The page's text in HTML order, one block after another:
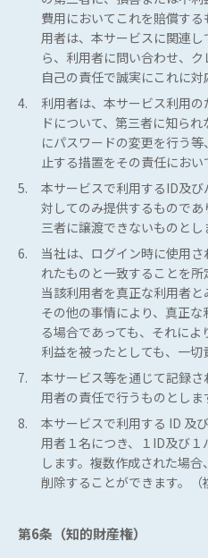
費用においてこれを賠償す
用者は、本サービスに関連
ら、利用者に問い合わせ、ク
自己の責任で誠実にこれに対
4.
利用者は、本サービス利用
ドについて、第三者に知ら
にパスワードの変更を行う
止する措置をその責任におい
5.
本サービスで利用するID及
対してのみ提供するもので
三者に譲渡できないものとし
6.
当社は、ログイン時に使用
れたものと一致することを所
当該利用者を真正な利用者
その他の事情により、真正
る場合であっても、それに
利益を被ったとしても、一切
7.
本サービス等を通じて記録
用者の責任で行うものとしま
8.
本サービスで利用する ID 及
用者１名につき、１ID及び
します。複数作成された場
削除することができます。（
第6条（知的財産権）